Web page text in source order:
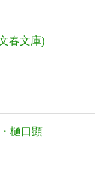
春文庫)
樋口顕